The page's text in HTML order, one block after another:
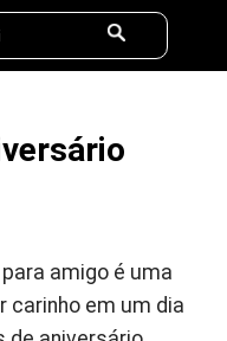
amigo é uma
carinho em um dia